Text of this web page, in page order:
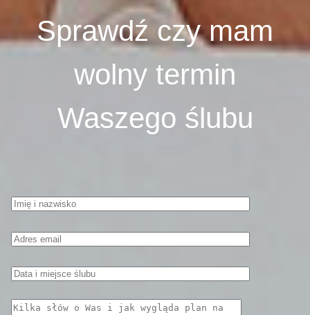
Sprawdź czy mam
wolny termin
Waszego ślubu